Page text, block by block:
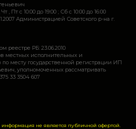
, Пт c 10:00 до 19:00 ; Сб c 10:00 до 16:00
Администрацией Советского р-на г.
реестре РБ: 23.06.2010
местных исполнительных и
по месту государственной регистрации ИП
уполномоченных рассматривать
33 3504 607
информация не является публичной офертой.